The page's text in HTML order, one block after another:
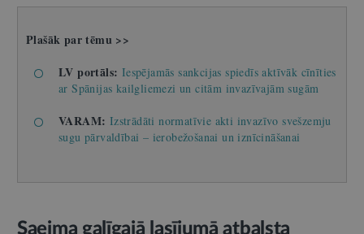
Plašāk par tēmu >>
LV portāls: Iespējamās sankcijas spiedīs aktīvāk cīnīties
ar Spānijas kailgliemezi un citām invazīvajām sugām
VARAM: Izstrādāti normatīvie akti invazīvo svešzemju
sugu pārvaldībai – ierobežošanai un iznīcināšanai
Saeima galīgajā lasījumā atbalsta